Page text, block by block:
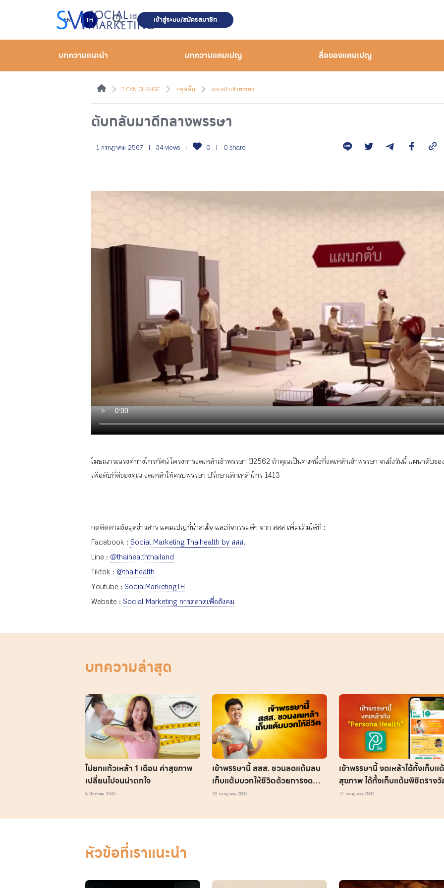
EN TH เข้าสู่ระบบ/สมัครสมาชิก
บทความแนะนำ บทความแคมเปญ สื่อของแคมเปญ
I CAN CHANGE หยุดดื่ม งดเหล้าเข้าพรรษา
ตับกลับมาดีกลางพรรษา
1 กรกฎาคม 2567 34 views 0 0 share
โฆษณารณรงค์ทางโทรทัศน์ โครงการงดเหล้าเข้าพรรษา ปี2562 ถ้าคุณเป็นคนหนึ่งที่งดเหล้าเข้าพรรษา จนถึงวันนี้ แผนกตับข
เพื่อตับที่ดีของคุณ งดเหล้าให้ครบพรรษา ปรึกษาเลิกเหล้าโทร 1413
กดติดตามข้อมูลข่าวสาร แคมเปญที่น่าสนใจ และกิจกรรมดีๆ จาก สสส เพิ่มเติมได้ที่ :
Facebook : Social Marketing Thaihealth by สสส.
Line : @thaihealththailand
Tiktok : @thaihealth
Youtube : SocialMarketingTH
Website : Social Marketing การตลาดเพื่อสังคม
บทความล่าสุด
ไม่ยกแก้วเหล้า 1 เดือน ค่าสุขภาพ
เปลี่ยนไปจนน่าตกใจ
3 สิงหาคม 2569
เข้าพรรษานี้ สสส. ชวนลดแต้มลบ
เก็บแต้มบวกให้ชีวิตด้วยการงด
แอลกอฮอล์
23 กรกฎาคม 2569
เข้าพรรษานี้ งดเหล้าได้ทั้งเก็บแ
สุขภาพ ได้ทั้งเก็บแต้มพิชิตรางวั
17 กรกฎาคม 2569
หัวข้อที่เราแนะนำ